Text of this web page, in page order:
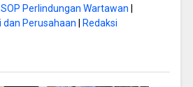
SOP Perlindungan Wartawan
dan Perusahaan
Redaksi